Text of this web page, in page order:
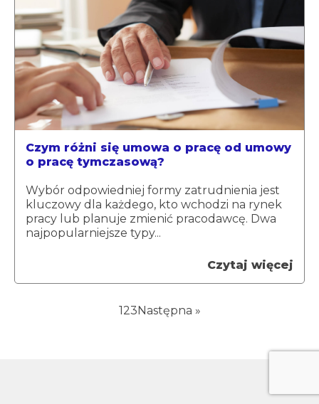
Czym różni się umowa o pracę od umowy
o pracę tymczasową?
Wybór odpowiedniej formy zatrudnienia jest
kluczowy dla każdego, kto wchodzi na rynek
pracy lub planuje zmienić pracodawcę. Dwa
najpopularniejsze typy...
Czytaj więcej
123Następna »